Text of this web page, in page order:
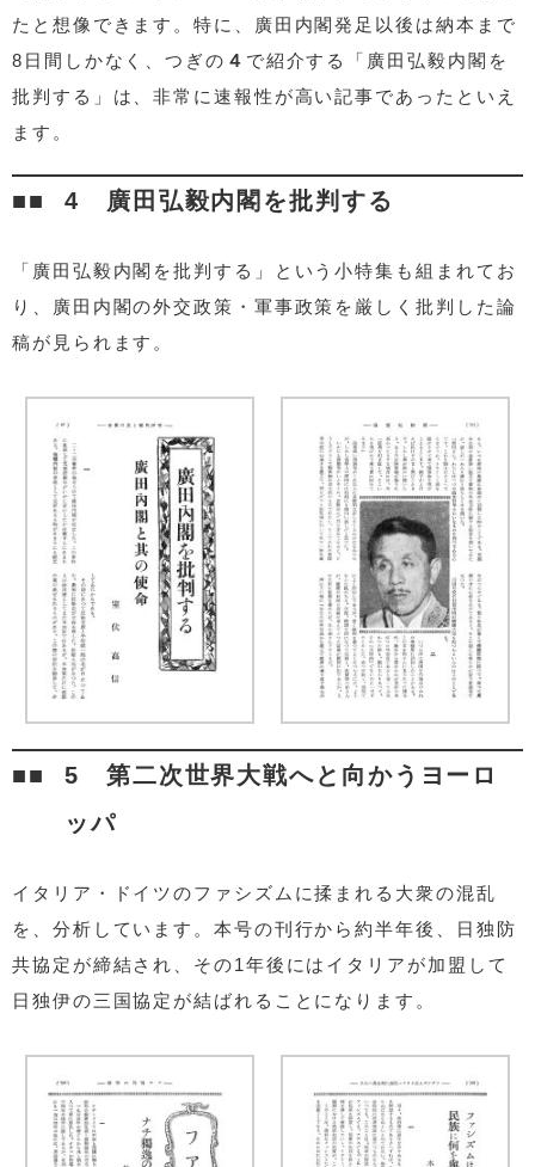
たと想像できます。特に、廣田内閣発足以後は納本まで
8日間しかなく、つぎの ４ で紹介する「廣田弘毅内閣を
批判する」は、非常に速報性が高い記事であったといえ
ます。
4 廣田弘毅内閣を批判する
「廣田弘毅内閣を批判する」という小特集も組まれてお
り、廣田内閣の外交政策・軍事政策を厳しく批判した論
稿が見られます。
5 第二次世界大戦へと向かうヨーロ
ッパ
イタリア・ドイツのファシズムに揉まれる大衆の混乱
を、分析しています。本号の刊行から約半年後、日独防
共協定が締結され、その1年後にはイタリアが加盟して
日独伊の三国協定が結ばれることになります。